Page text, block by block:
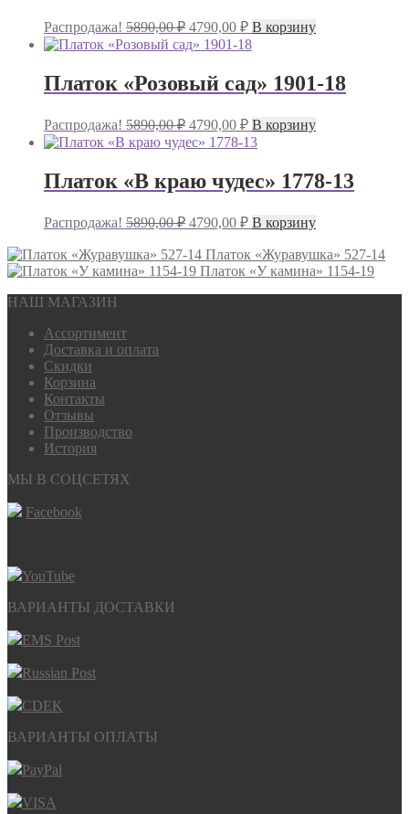
Распродажа! 5890,00₽ Первоначальная
цена
составляла
5890,00 ₽.
4790,00 ₽Текущая
цена:
В корзину
Платок «Розовый сад» 1901-18
Распродажа! 5890,00₽ Первоначальная
цена
составляла
4790,00 ₽Текущая
цена:
В корзину
Платок «В краю чудес» 1778-13
Распродажа! 5890,00₽ Первоначальная
составляла
5890,00 ₽.
4790,00 ₽Текущая
цена:
4790,00 ₽.
В корзину
Платок «Журавушка» 527-14
Платок «У камина» 1154-19
НАШ МАГАЗИН
Ассортимент
Доставка и оплата
Скидки
Корзина
Контакты
Отзывы
Производство
История
МЫ В СОЦСЕТЯХ
Facebook
YouTube
ВАРИАНТЫ ДОСТАВКИ
EMS Post
Russian Post
CDEK
ВАРИАНТЫ ОПЛАТЫ
PayPal
VISA